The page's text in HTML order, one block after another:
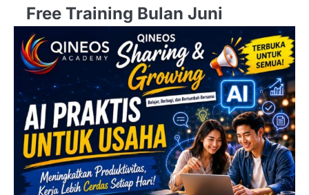
Free Training Bulan Juni